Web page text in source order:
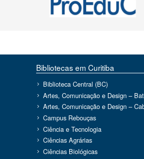
Bibliotecas em Curitiba
Biblioteca Central (BC)
Artes, Comunicação e Design –
Artes, Comunicação e Design –
Campus Rebouças
Ciência e Tecnologia
Ciências Agrárias
Ciências Biológicas